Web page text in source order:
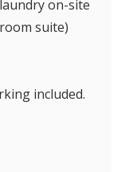
on-site
suite)
included.